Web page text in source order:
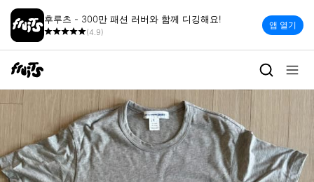
후루츠 - 300만 패션 러버와 함께 디깅해요!
(4.9)
앱 열기